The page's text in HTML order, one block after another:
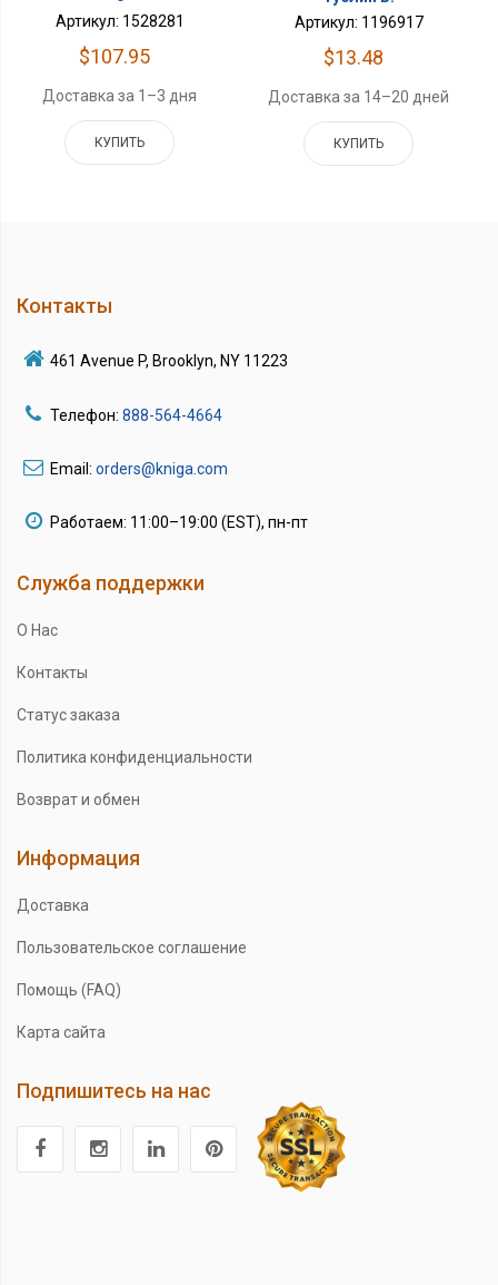
Артикул: 1528281
$107.95
Доставка за 1–3 дня
КУПИТЬ
Артикул: 1196917
$13.48
Доставка за 14–20 дней
КУПИТЬ
Контакты
461 Avenue P, Brooklyn, NY 11223
Телефон: 888-564-4664
Email: orders@kniga.com
Работаем: 11:00–19:00 (EST), пн-пт
Служба поддержки
О Нас
Контакты
Статус заказа
Политика конфиденциальности
Возврат и обмен
Информация
Доставка
Пользовательское соглашение
Помощь (FAQ)
Карта сайта
Подпишитесь на нас